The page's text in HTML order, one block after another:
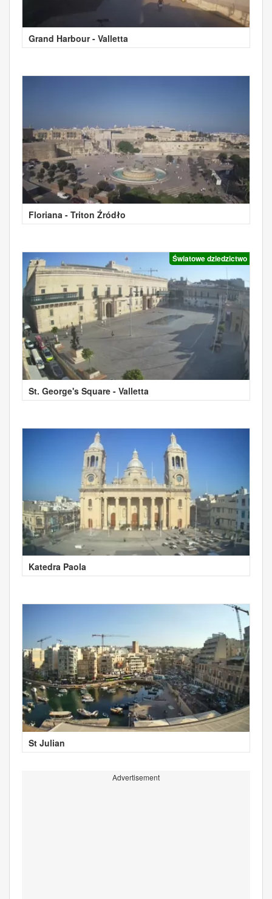
Grand Harbour - Valletta
Floriana - Triton Źródło
Światowe dziedzictwo
St. George's Square - Valletta
Katedra Paola
St Julian
Advertisement